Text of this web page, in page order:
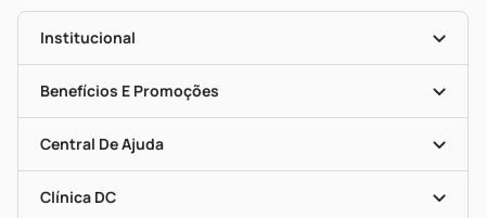
Institucional
Nossas Lojas
Seja Uma Loja Parceira
Mapa De Categorias
Benefícios E Promoções
Convênios
Programa Popular Do Brasil
Encarte De Ofertas
Dermaclub
Central De Ajuda
Recompra Programada
Clínica DC